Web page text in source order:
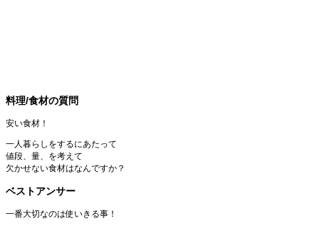
料理/食材の質問
安い食材！
一人暮らしをするにあたって
値段、量、を考えて
欠かせない食材はなんですか？
ベストアンサー
一番大切なのは使いきる事！